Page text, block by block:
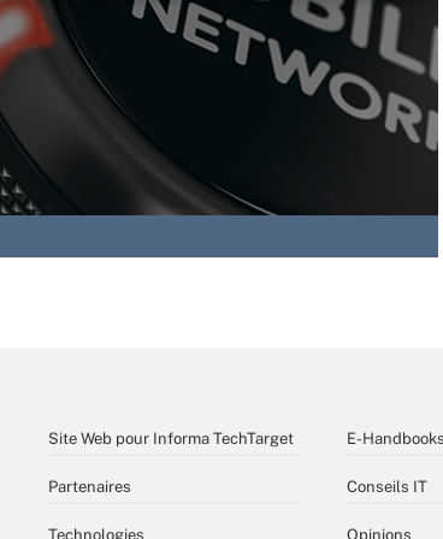
Site Web pour Informa TechTarget
Partenaires
Technologies
E-
Conseils IT
Opinions